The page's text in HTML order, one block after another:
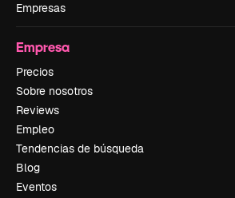
Empresas
Empresa
Precios
Sobre nosotros
Reviews
Empleo
Tendencias de búsqueda
Blog
Eventos